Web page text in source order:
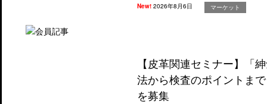
New!2026年8月6日 マーケット
【皮革関連セミナー】「
法から検査のポイントま
を募集